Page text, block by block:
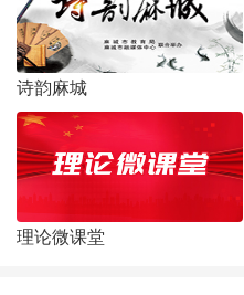
诗韵麻城
理论微课堂